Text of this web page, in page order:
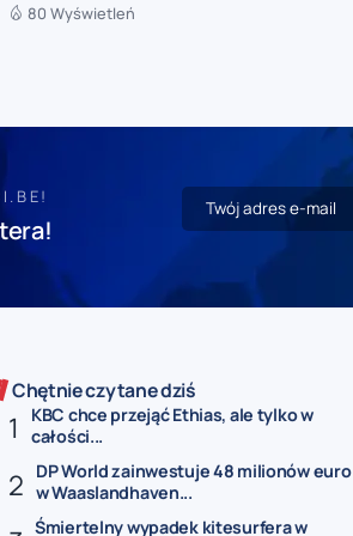
80 Wyświetleń
Chętnie czytane dziś
KBC chce przejąć Ethias, ale tylko w
całości...
DP World zainwestuje 48 milionów euro
w Waaslandhaven...
Śmiertelny wypadek kitesurfera w